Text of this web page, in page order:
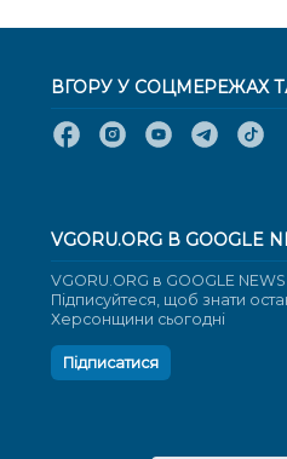
ВГОРУ У СОЦМЕРЕЖАХ
VGORU.ORG В GOOGLE
VGORU.ORG в GOOGLE NEWS
Підписуйтеся, щоб знати
Херсонщини сьогодні
Підписатися